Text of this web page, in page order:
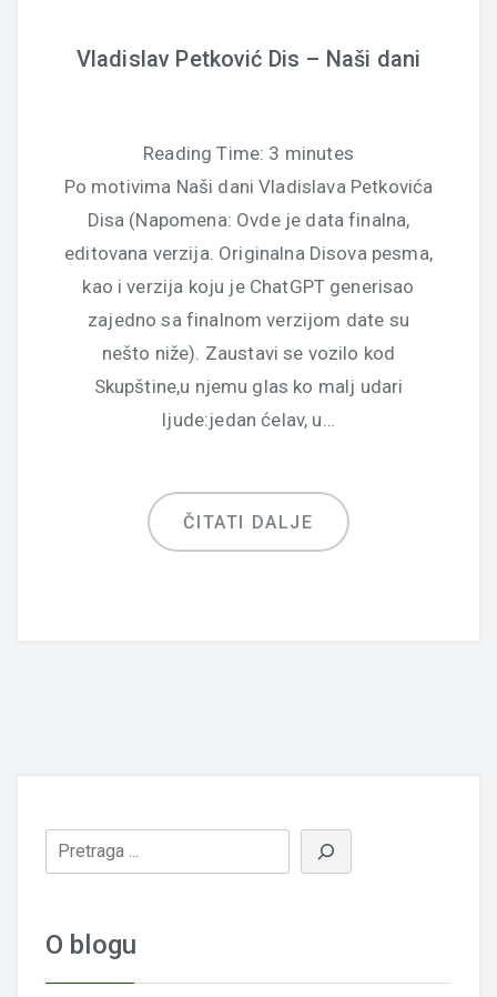
Vladislav Petković Dis – Naši dani
Reading Time: 3 minutes
Po motivima Naši dani Vladislava Petkovića
Disa (Napomena: Ovde je data finalna,
editovana verzija. Originalna Disova pesma,
kao i verzija koju je ChatGPT generisao
zajedno sa finalnom verzijom date su
nešto niže). Zaustavi se vozilo kod
Skupštine,u njemu glas ko malj udari
ljude:jedan ćelav, u…
ČITATI DALJE
O blogu